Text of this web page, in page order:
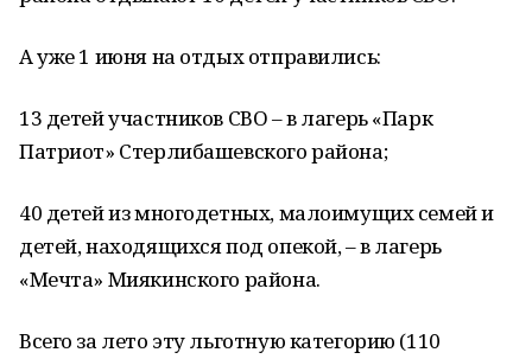
А уже 1 июня на отдых отправились:
13 детей участников СВО – в лагерь «Парк
Патриот» Стерлибашевского района;
40 детей из многодетных, малоимущих семей и
детей, находящихся под опекой, – в лагерь
«Мечта» Миякинского района.
Всего за лето эту льготную категорию (110